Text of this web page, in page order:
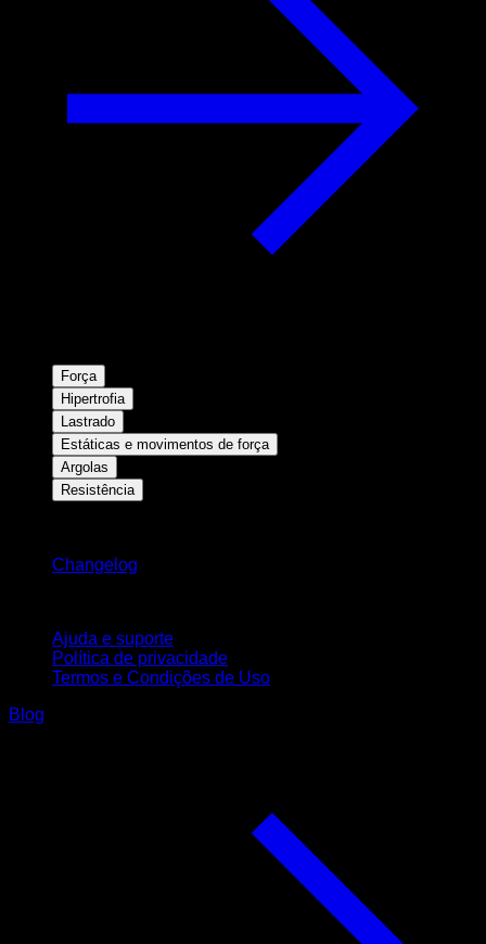
Força
Hipertrofia
Lastrado
Estáticas e movimentos de força
Argolas
Resistência
Changelog
Ajuda e suporte
Política de privacidade
Termos e Condições de Uso
Blog